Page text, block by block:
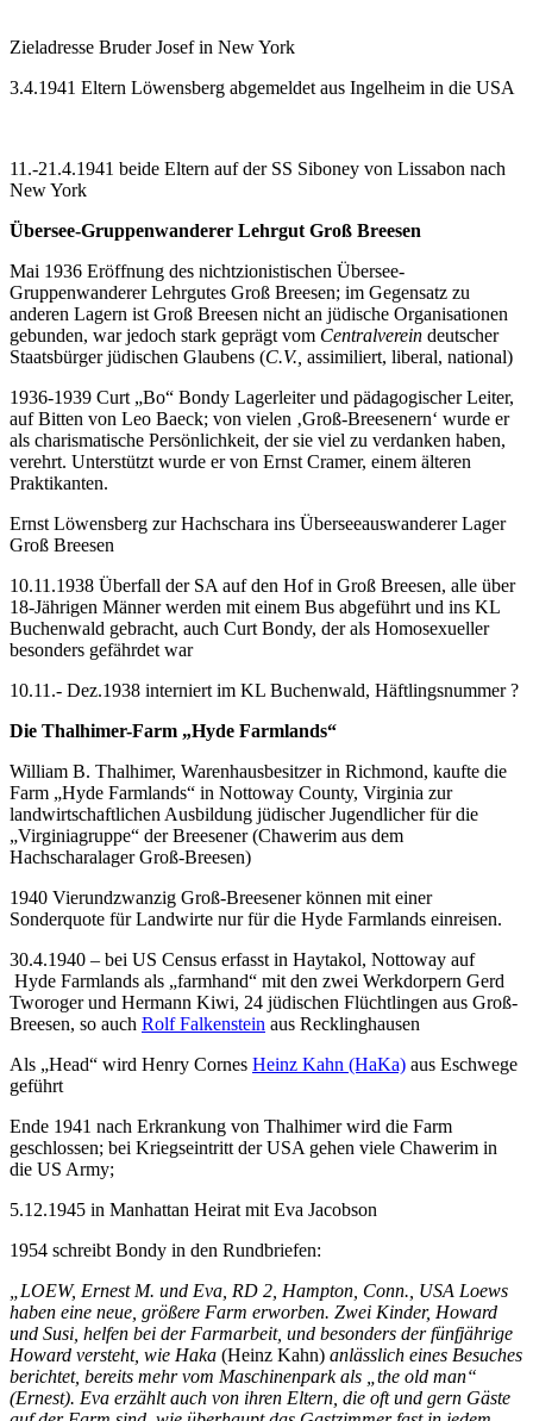
Zieladresse Bruder Josef in New York
3.4.1941 Eltern Löwensberg abgemeldet aus Ingelheim in die USA
11.-21.4.1941 beide Eltern auf der SS Siboney von Lissabon nach
New York
Übersee-Gruppenwanderer Lehrgut Groß Breesen
Mai 1936 Eröffnung des nichtzionistischen Übersee-
Gruppenwanderer Lehrgutes Groß Breesen; im Gegensatz zu
anderen Lagern ist Groß Breesen nicht an jüdische Organisationen
gebunden, war jedoch stark geprägt vom Centralverein deutscher
Staatsbürger jüdischen Glaubens (C.V., assimiliert, liberal, national)
1936-1939 Curt „Bo“ Bondy Lagerleiter und pädagogischer Leiter,
auf Bitten von Leo Baeck; von vielen ‚Groß-Breesenern‘ wurde er
als charismatische Persönlichkeit, der sie viel zu verdanken haben,
verehrt. Unterstützt wurde er von Ernst Cramer, einem älteren
Praktikanten.
Ernst Löwensberg zur Hachschara ins Überseeauswanderer Lager
Groß Breesen
10.11.1938 Überfall der SA auf den Hof in Groß Breesen, alle über
18-Jährigen Männer werden mit einem Bus abgeführt und ins KL
Buchenwald gebracht, auch Curt Bondy, der als Homosexueller
besonders gefährdet war
10.11.- Dez.1938 interniert im KL Buchenwald, Häftlingsnummer ?
Die Thalhimer-Farm „Hyde Farmlands“
William B. Thalhimer, Warenhausbesitzer in Richmond, kaufte die
Farm „Hyde Farmlands“ in Nottoway County, Virginia zur
landwirtschaftlichen Ausbildung jüdischer Jugendlicher für die
„Virginiagruppe“ der Breesener (Chawerim aus dem
Hachscharalager Groß-Breesen)
1940 Vierundzwanzig Groß-Breesener können mit einer
Sonderquote für Landwirte nur für die Hyde Farmlands einreisen.
30.4.1940 – bei US Census erfasst in Haytakol, Nottoway auf
Hyde Farmlands als „farmhand“ mit den zwei Werkdorpern Gerd
Tworoger und Hermann Kiwi, 24 jüdischen Flüchtlingen aus Groß-
Breesen, so auch Rolf Falkenstein aus Recklinghausen
Als „Head“ wird Henry Cornes Heinz Kahn (HaKa) aus Eschwege
geführt
Ende 1941 nach Erkrankung von Thalhimer wird die Farm
geschlossen; bei Kriegseintritt der USA gehen viele Chawerim in
die US Army;
5.12.1945 in Manhattan Heirat mit Eva Jacobson
1954 schreibt Bondy in den Rundbriefen:
„LOEW, Ernest M. und Eva, RD 2, Hampton, Conn., USA Loews
haben eine neue, größere Farm erworben. Zwei Kinder, Howard
und Susi, helfen bei der Farmarbeit, und besonders der fünfjährige
Howard versteht, wie Haka (Heinz Kahn) anlässlich eines Besuches
berichtet, bereits mehr vom Maschinenpark als „the old man“
(Ernest). Eva erzählt auch von ihren Eltern, die oft und gern Gäste